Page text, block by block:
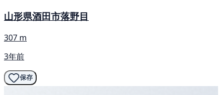
山形県酒田市落野目
307 m
3年前
保存